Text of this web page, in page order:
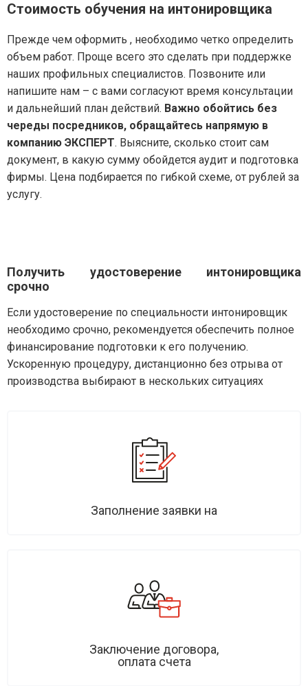
Стоимость обучения на интонировщика
Прежде чем оформить , необходимо четко определить
объем работ. Проще всего это сделать при поддержке
наших профильных специалистов. Позвоните или
напишите нам – с вами согласуют время консультации
и дальнейший план действий. Важно обойтись без
череды посредников, обращайтесь напрямую в
компанию ЭКСПЕРТ. Выясните, сколько стоит сам
документ, в какую сумму обойдется аудит и подготовка
фирмы. Цена подбирается по гибкой схеме, от рублей за
услугу.
Получить удостоверение интонировщика
срочно
Если удостоверение по специальности интонировщик
необходимо срочно, рекомендуется обеспечить полное
финансирование подготовки к его получению.
Ускоренную процедуру, дистанционно без отрыва от
производства выбирают в нескольких ситуациях
Заполнение заявки на
Заключение договора,
оплата счета